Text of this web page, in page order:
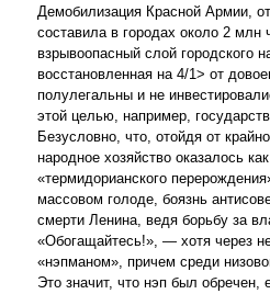
Демобилизация Красной Армии,
составила в городах около 2
взрывоопасный слой городского
восстановленная на 4/1> от
полулегальны и не
этой целью, например,
Безусловно, что, отойдя от
народное хозяйство оказалось
«термидорианского
массовом голоде, боязнь
смерти Ленина, ведя борьбу за
«Обогащайтесь!», — хотя через
«нэпманом», причем среди
Это значит, что нэп был